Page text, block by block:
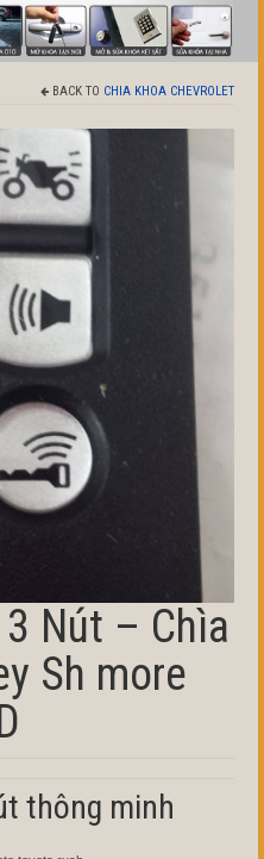
BACK TO CHIA KHOA CHEVROLET
Nút – Chìa
Sh more
thông minh